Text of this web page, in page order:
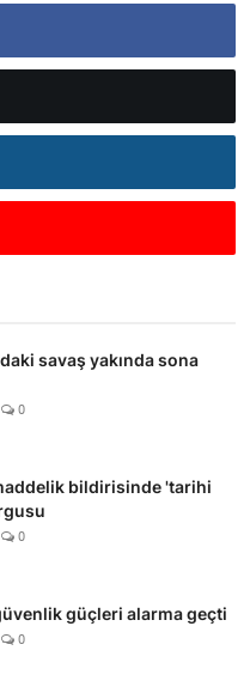
savaş yakında sona
0
bildirisinde 'tarihi
0
güçleri alarma geçti
0